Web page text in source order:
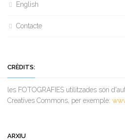
English
Contacte
CRÈDITS:
les FOTOGRAFIES utilitzades són
Creatives Commons, per exemple:
ARXIU